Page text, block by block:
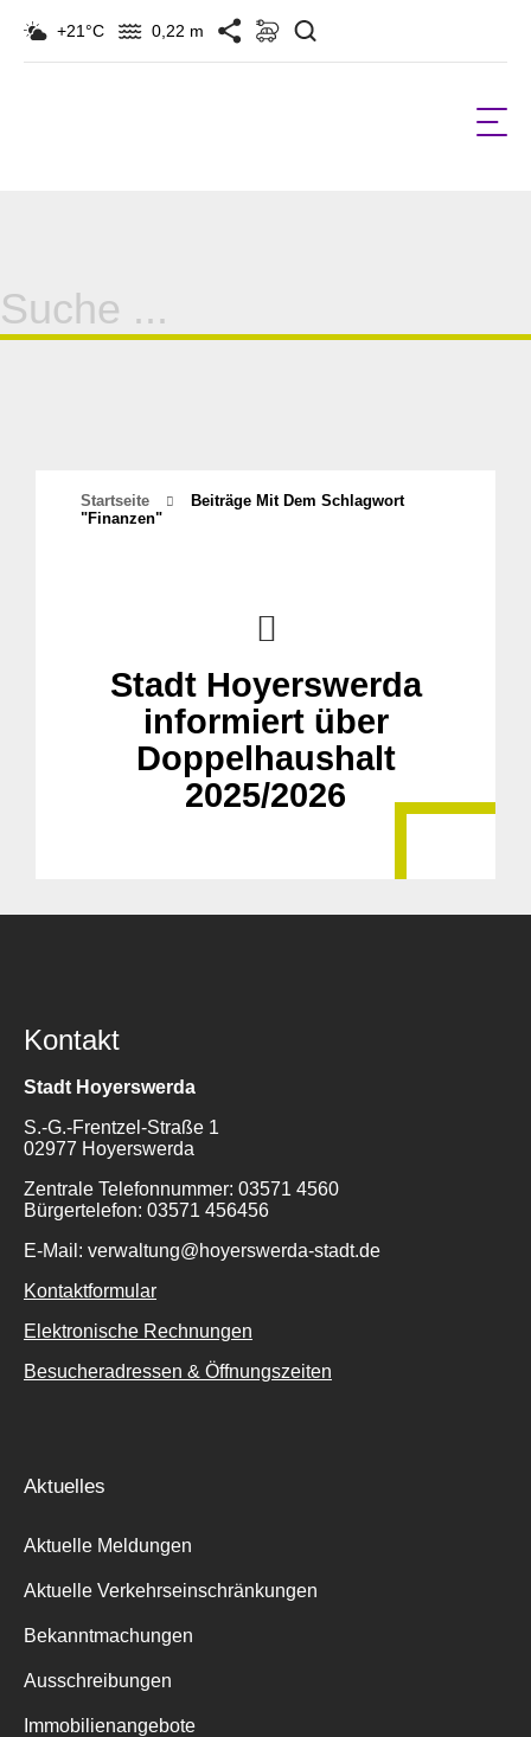
+21°C 0,22 m
Suche
für:
Startseite
Beiträge Mit Dem Schlagwort
"finanzen"
Stadt Hoyerswerda
informiert über
Doppelhaushalt
2025/2026
Kontakt
Stadt Hoyerswerda
S.-G.-Frentzel-Straße 1
02977 Hoyerswerda
Zentrale Telefonnummer: 03571 4560
Bürgertelefon: 03571 456456
E-Mail: verwaltung@hoyerswerda-stadt.de
Kontaktformular
Elektronische Rechnungen
Besucheradressen & Öffnungszeiten
Aktuelles
Aktuelle Meldungen
Aktuelle Verkehrseinschränkungen
Bekanntmachungen
Ausschreibungen
Immobilienangebote